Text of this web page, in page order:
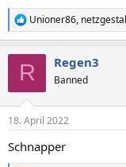
R
e
e
:
Unioner86,
R Regen3
Banned
18. April 2022
Schnapper